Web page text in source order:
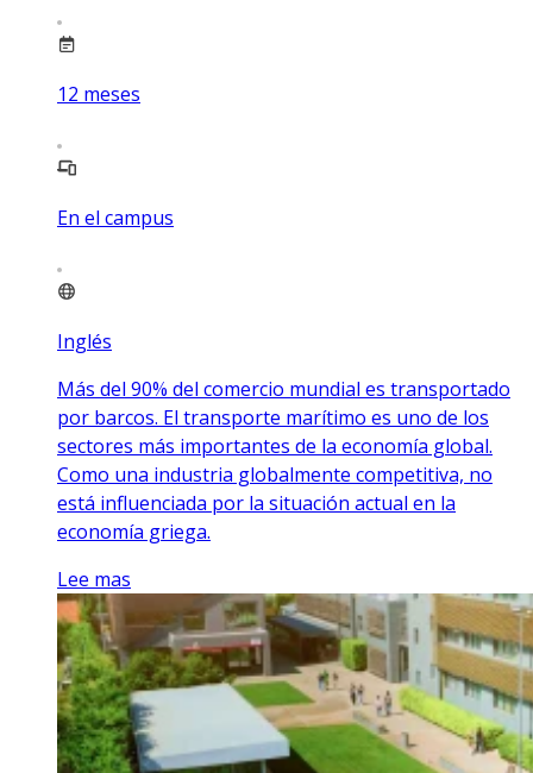
12 meses
En el campus
Inglés
Más del 90% del comercio mundial es transportado
por barcos. El transporte marítimo es uno de los
sectores más importantes de la economía global.
Como una industria globalmente competitiva, no
está influenciada por la situación actual en la
economía griega.
Lee mas